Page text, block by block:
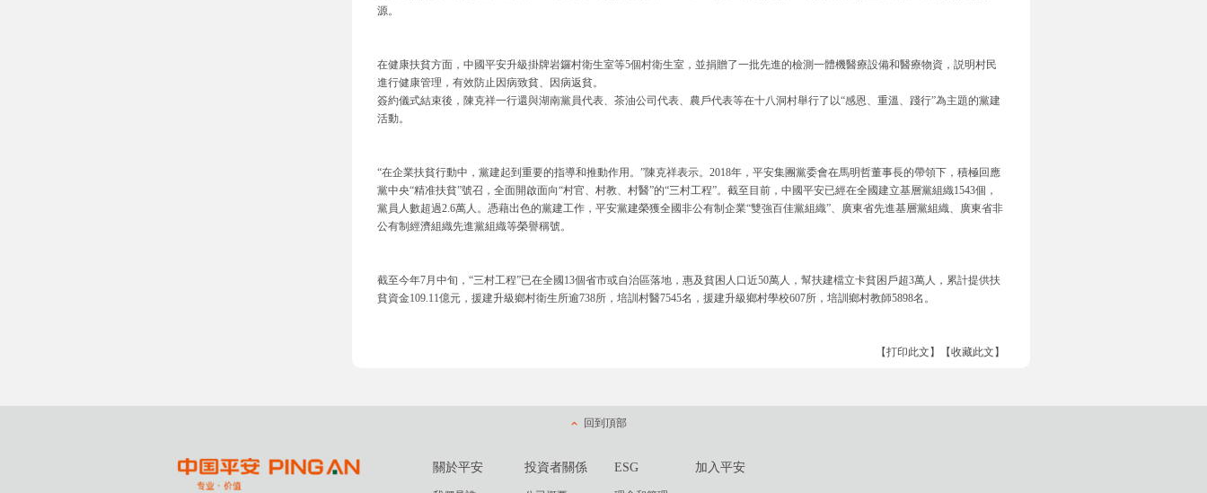
源。
在健康扶貧方面，中國平安升級掛牌岩鑼村衛生室等5個村衛生室，並捐贈了一批先進的檢測一體機醫療設備和醫療物資，説明村民
進行健康管理，有效防止因病致貧、因病返貧。
簽約儀式結束後，陳克祥一行還與湖南黨員代表、茶油公司代表、農戶代表等在十八洞村舉行了以“感恩、重溫、踐行”為主題的黨建
活動。
“在企業扶貧行動中，黨建起到重要的指導和推動作用。”陳克祥表示。2018年，平安集團黨委會在馬明哲董事長的帶領下，積極回應
黨中央“精准扶貧”號召，全面開啟面向“村官、村教、村醫”的“三村工程”。截至目前，中國平安已經在全國建立基層黨組織1543個，
黨員人數超過2.6萬人。憑藉出色的黨建工作，平安黨建榮獲全國非公有制企業“雙強百佳黨組織”、廣東省先進基層黨組織、廣東省非
公有制經濟組織先進黨組織等榮譽稱號。
截至今年7月中旬，“三村工程”已在全國13個省市或自治區落地，惠及貧困人口近50萬人，幫扶建檔立卡貧困戶超3萬人，累計提供扶
貧資金109.11億元，援建升級鄉村衛生所逾738所，培訓村醫7545名，援建升級鄉村學校607所，培訓鄉村教師5898名。
【打印此文】 【收藏此文】
回到頂部
關於平安 投資者關係 ESG 加入平安